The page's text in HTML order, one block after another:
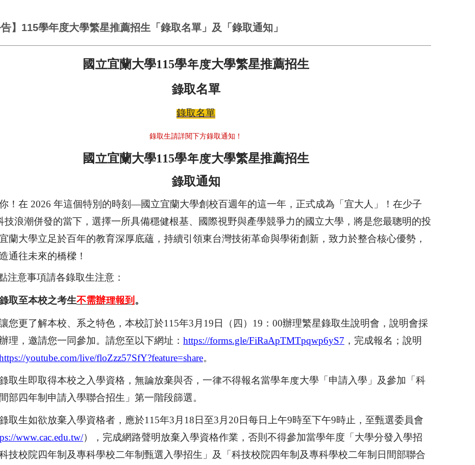
告】115學年度大學繁星推薦招生「錄取名單」及「錄取通知」
國立宜蘭大學115學年度大學繁星推薦招生
錄取名單
錄取名單
錄取生請詳閱下方錄取通知！
國立宜蘭大學115學年度大學繁星推薦招生
錄取通知
！在 2026 年這個特別的時刻—國立宜蘭大學創校百週年的這一年，正式成為「宜大人」！在少子
技浪潮併發的當下，選擇一所具備穩健根基、國際視野與產學競爭力的國立大學，將是您最聰明的投
蘭大學立足於百年的教育深厚底蘊，持續引領東台灣技術革命與學術創新，致力於整合核心優勢，
通往未來的橋樑 ！
注意事項請各錄取生注意：
取至本校之考生不需辦理報到 。
您更了解本校、系之特色，本校訂於115年3 月 19日（四） 19 ： 00辦理繁星錄取生說明會，說明會採
理，邀請您一同參加。請您至以下網址： https://forms.gle/FiRaApTMTpqwp6yS7 ，完成報名；說明
youtube.com/live/floZzz57SfY?feature=share。
取生即取得本校之入學資格，無論放棄與否，一律不得報名當學年度大學「申請入學」及參加「科
部四年制申請入學聯合招生」第一階段篩選。
取生如欲放棄入學資格者，應於115年3 月 18日至3 月 20日每日上午9時至下午9時止，至甄選委員會
www.cac.edu.tw/），完成網路聲明放棄入學資格作業，否則不得參加當學年度「大學分發入學招
技校院四年制及專科學校二年制甄選入學招生」及「科技校院四年制及專科學校二年制日間部聯合